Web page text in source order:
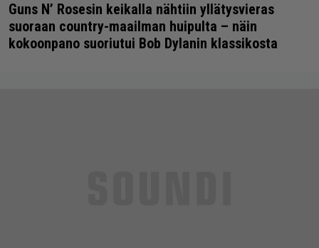
Guns N’ Rosesin keikalla nähtiin yllätysvieras
suoraan country-maailman huipulta – näin
kokoonpano suoriutui Bob Dylanin klassikosta